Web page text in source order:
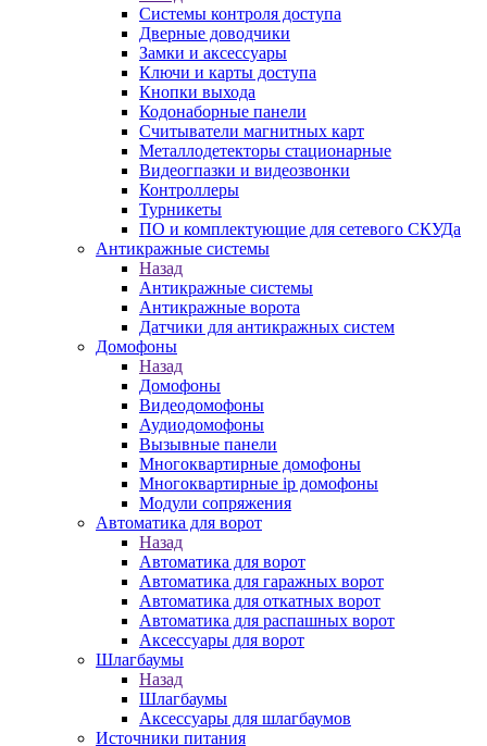
Системы контроля доступа
Дверные доводчики
Замки и аксессуары
Ключи и карты доступа
Кнопки выхода
Кодонаборные панели
Считыватели магнитных карт
Металлодетекторы стационарные
Видеогпазки и видеозвонки
Контроллеры
Турникеты
ПО и комплектующие для сетевого СКУДа
Антикражные системы
Назад
Антикражные системы
Антикражные ворота
Датчики для антикражных систем
Домофоны
Назад
Домофоны
Видеодомофоны
Аудиодомофоны
Вызывные панели
Многоквартирные домофоны
Многоквартирные ip домофоны
Модули сопряжения
Автоматика для ворот
Назад
Автоматика для ворот
Автоматика для гаражных ворот
Автоматика для откатных ворот
Автоматика для распашных ворот
Аксессуары для ворот
Шлагбаумы
Назад
Шлагбаумы
Аксессуары для шлагбаумов
Источники питания